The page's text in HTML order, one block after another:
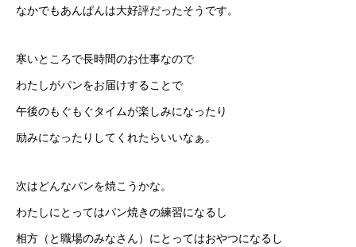
なかでもあんぱんは大好評だったそうです。
寒いところで長時間のお仕事なので
わたしがパンをお届けすることで
午後のもぐもぐタイムが楽しみになったり
励みになったりしてくれたらいいなぁ。
次はどんなパンを焼こうかな。
わたしにとってはパン焼きの練習になるし
相方（と職場のみなさん）にとってはおやつになるし